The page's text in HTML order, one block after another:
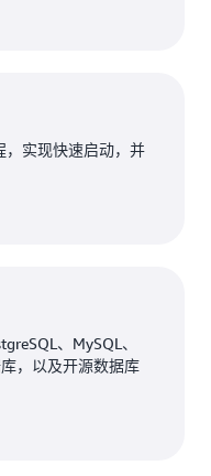
，实现快速启动，并
、MySQL、
，以及开源数据库